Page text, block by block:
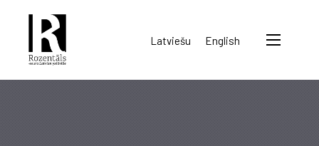
Rozentāls-
seura
Latviešu English